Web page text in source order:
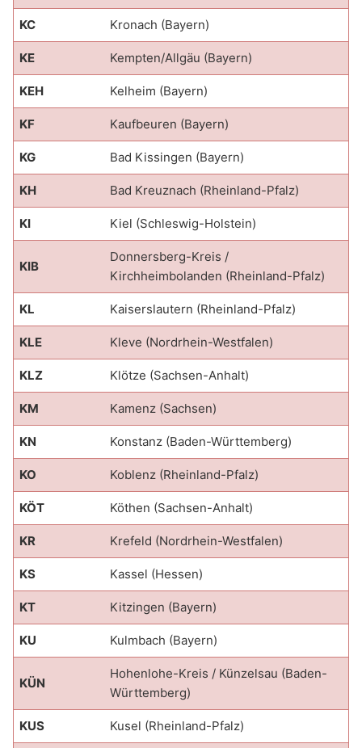
KC Kronach (Bayern)
KE Kempten/Allgäu (Bayern)
KEH Kelheim (Bayern)
KF Kaufbeuren (Bayern)
KG Bad Kissingen (Bayern)
KH Bad Kreuznach (Rheinland-Pfalz)
KI Kiel (Schleswig-Holstein)
KIB
Donnersberg-Kreis /
Kirchheimbolanden (Rheinland-Pfalz)
KL Kaiserslautern (Rheinland-Pfalz)
KLE Kleve (Nordrhein-Westfalen)
KLZ Klötze (Sachsen-Anhalt)
KM Kamenz (Sachsen)
KN Konstanz (Baden-Württemberg)
KO Koblenz (Rheinland-Pfalz)
KÖT Köthen (Sachsen-Anhalt)
KR Krefeld (Nordrhein-Westfalen)
KS Kassel (Hessen)
KT Kitzingen (Bayern)
KU Kulmbach (Bayern)
KÜN
Hohenlohe-Kreis / Künzelsau (Baden-
Württemberg)
KUS Kusel (Rheinland-Pfalz)